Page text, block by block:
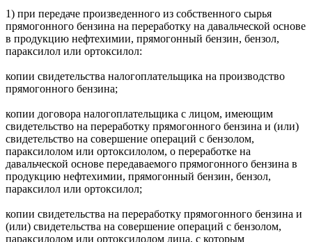
1) при передаче произведенного из собственного сырья
прямогонного бензина на переработку на давальческой основе
в продукцию нефтехимии, прямогонный бензин, бензол,
параксилол или ортоксилол:
копии свидетельства налогоплательщика на производство
прямогонного бензина;
копии договора налогоплательщика с лицом, имеющим
свидетельство на переработку прямогонного бензина и (или)
свидетельство на совершение операций с бензолом,
параксилолом или ортоксилолом, о переработке на
давальческой основе передаваемого прямогонного бензина в
продукцию нефтехимии, прямогонный бензин, бензол,
параксилол или ортоксилол;
копии свидетельства на переработку прямогонного бензина и
(или) свидетельства на совершение операций с бензолом,
параксилолом или ортоксилолом лица, с которым